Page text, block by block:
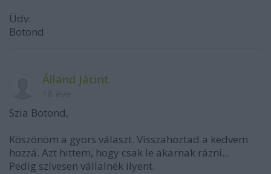
Üdv:
Botond
Álland Jácint
Szia Botond,
Köszönöm a gyors választ. Visszahoztad a kedvem
hozzá. Azt hittem, hogy csak le akarnak rázni...
Pedig szívesen vállalnék ilyent.